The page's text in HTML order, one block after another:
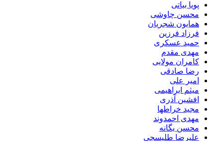
پویا بیاتی
محسن چاوشی
همایون شجریان
فرزاد فرزین
حمید عسکری
مهدی مقدم
کامران مولایی
رضا صادقی
امیر علی
میثم ابراهیمی
افشین آذری
مجید خراطها
مهدی احمدوند
محسن یگانه
علیرضا طلیسچی